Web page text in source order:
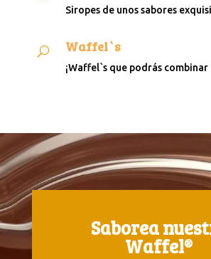
Siropes de unos sabores
U Waffel`s
¡Waffel`s que podrás
Saborea
Waffel®